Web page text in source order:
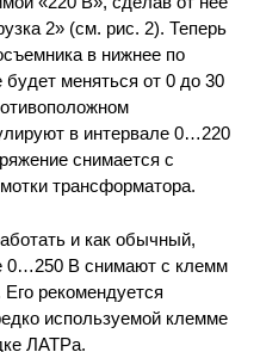
2» (см. рис. 2). Теперь
в нижнее по
меняться от 0 до 30
в интервале 0…220
снимается с
трансформатора.
и как обычный,
0…250 В снимают с клемм
рекомендуется
используемой клемме
ЛАТРа.